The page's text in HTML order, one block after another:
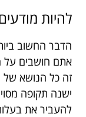
להיות
הדבר החשוב
אתם חושבים
זה כל הנושא של
ישנה תקופה
להעביר את